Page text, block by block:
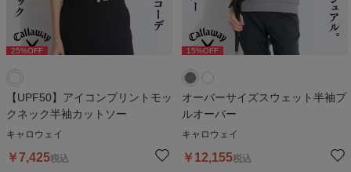
25%OFF
【UPF50】アイコンプリントモッ
クネック半袖カットソー
キャロウェイ
￥7,425税込
15%OFF 15%OFF
オーバーサイズスウェット半袖プ
ルオーバー
キャロウェイ
￥ 12,155税込